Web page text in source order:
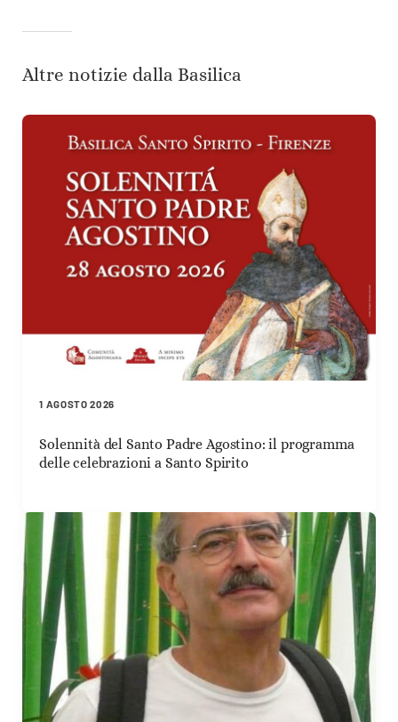
Altre notizie dalla Basilica
1 AGOSTO 2026
Solennità del Santo Padre Agostino: il programma
delle celebrazioni a Santo Spirito